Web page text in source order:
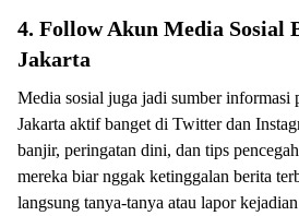
4. Follow Akun Media Sosial
Jakarta
Media sosial juga jadi sumber
Jakarta aktif banget di Twitter dan
banjir, peringatan dini, dan tips
mereka biar nggak ketinggalan berita
langsung tanya-tanya atau lapor